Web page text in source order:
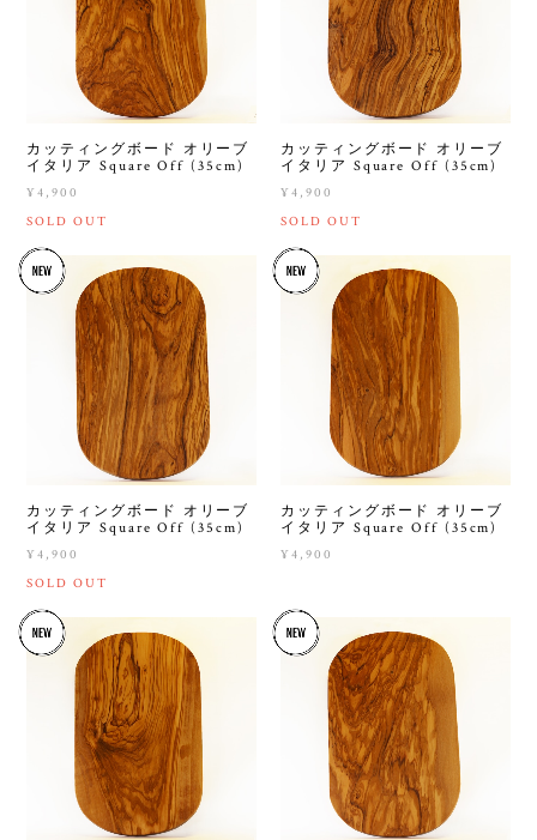
カッティングボード オリーブ
イタリア Square Off (35cm)
¥4,900
SOLD OUT
カッティングボード オリーブ
イタリア Square Off (35cm)
¥4,900
SOLD OUT
カッティングボード オリーブ
イタリア Square Off (35cm)
¥4,900
SOLD OUT
カッティングボード オリーブ
イタリア Square Off (35cm)
¥4,900